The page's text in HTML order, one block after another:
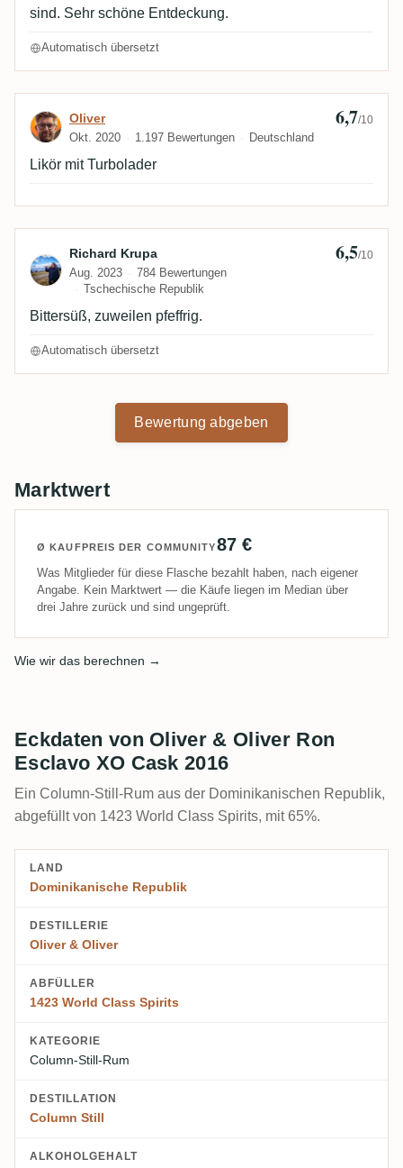
sind. Sehr schöne Entdeckung.
Automatisch übersetzt
Bewertung von Oliver
Oliver
Okt. 2020 1.197 Bewertungen Deutschland
6,7/10
Likör mit Turbolader
Bewertung von Richard Krupa
Richard Krupa
Aug. 2023
784 Bewertungen
Tschechische Republik
6,5/10
Bittersüß, zuweilen pfeffrig.
Automatisch übersetzt
Bewertung abgeben
Marktwert
Ø KAUFPREIS DER COMMUNITY87 €
Was Mitglieder für diese Flasche bezahlt haben, nach eigener
Angabe. Kein Marktwert — die Käufe liegen im Median über
drei Jahre zurück und sind ungeprüft.
Wie wir das berechnen →
Eckdaten von Oliver & Oliver Ron
Esclavo XO Cask 2016
Ein Column-Still-Rum aus der Dominikanischen Republik,
abgefüllt von 1423 World Class Spirits, mit 65%.
LAND
Dominikanische Republik
DESTILLERIE
Oliver & Oliver
ABFÜLLER
1423 World Class Spirits
KATEGORIE
Column-Still-Rum
DESTILLATION
Column Still
ALKOHOLGEHALT